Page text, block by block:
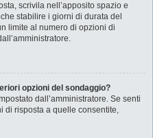
scrivila nell’apposito spazio e
stabilire i giorni di durata del
limite al numero di opzioni di
opzioni del sondaggio?
dall’amministratore. Se senti
di risposta a quelle consentite,